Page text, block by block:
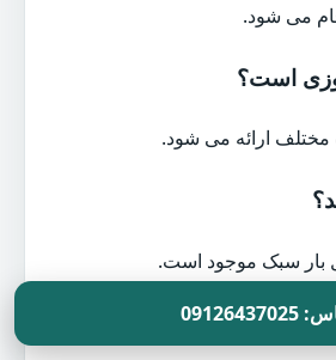
می شود.
است؟
ارائه می شود.
بار سبک موجود است.
باربری در باغ صبا-